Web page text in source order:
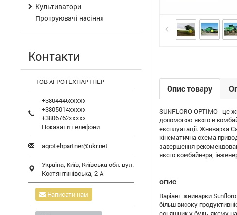
Опис товару
SUNFLORO OPTIMO - це
допомогою якого в
експлуатації. Жниварка
кінематична схема
завершення
якого комбайнера,
ОПИС
Варіант жниварки
більш високу
соняшник у будь-якому
Культиватори
Протруювачі насіння
Контакти
ТОВ АГРОТЕХПАРТНЕР
+3804446xxxxx
+3805014xxxxx
+3806762xxxxx
Показати телефони
agrotehpartner@ukr.net
Україна, Київ, Київська обл. вул.
Костянтинівська, 2-А
Написати нам